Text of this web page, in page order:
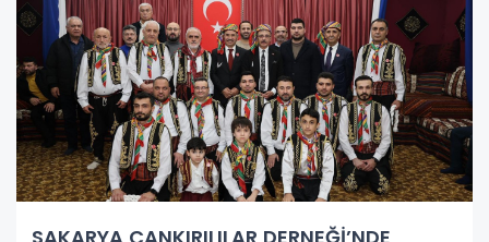
SAKARYA ÇANKIRILILAR DERNEĞİ’NDE